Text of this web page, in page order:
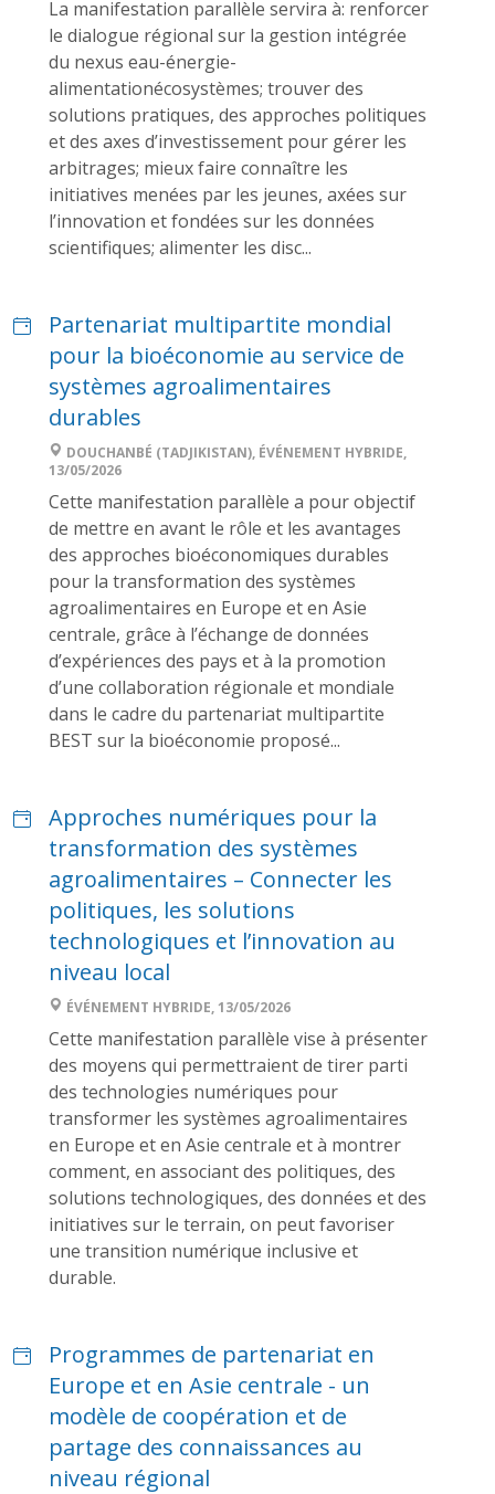
La manifestation parallèle servira à: renforcer
le dialogue régional sur la gestion intégrée
du nexus eau-énergie-
alimentationécosystèmes; trouver des
solutions pratiques, des approches politiques
et des axes d’investissement pour gérer les
arbitrages; mieux faire connaître les
initiatives menées par les jeunes, axées sur
l’innovation et fondées sur les données
scientifiques; alimenter les disc...
Partenariat multipartite mondial
pour la bioéconomie au service de
systèmes agroalimentaires
durables
DOUCHANBÉ (TADJIKISTAN), ÉVÉNEMENT HYBRIDE,
13/05/2026
Cette manifestation parallèle a pour objectif
de mettre en avant le rôle et les avantages
des approches bioéconomiques durables
pour la transformation des systèmes
agroalimentaires en Europe et en Asie
centrale, grâce à l’échange de données
d’expériences des pays et à la promotion
d’une collaboration régionale et mondiale
dans le cadre du partenariat multipartite
BEST sur la bioéconomie proposé...
Approches numériques pour la
transformation des systèmes
agroalimentaires – Connecter les
politiques, les solutions
technologiques et l’innovation au
niveau local
ÉVÉNEMENT HYBRIDE, 13/05/2026
Cette manifestation parallèle vise à présenter
des moyens qui permettraient de tirer parti
des technologies numériques pour
transformer les systèmes agroalimentaires
en Europe et en Asie centrale et à montrer
comment, en associant des politiques, des
solutions technologiques, des données et des
initiatives sur le terrain, on peut favoriser
une transition numérique inclusive et
durable.
Programmes de partenariat en
Europe et en Asie centrale - un
modèle de coopération et de
partage des connaissances au
niveau régional